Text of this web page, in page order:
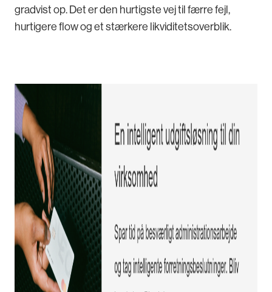
gradvist op. Det er den hurtigste vej til færre fejl,
hurtigere flow og et stærkere likviditetsoverblik.